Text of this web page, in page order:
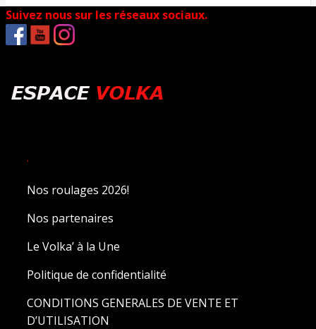
Suivez nous sur les réseaux sociaux.
.
Nos roulages 2026!
Nos partenaires
Le Volka’ à la Une
Politique de confidentialité
CONDITIONS GENERALES DE VENTE ET
D’UTILISATION